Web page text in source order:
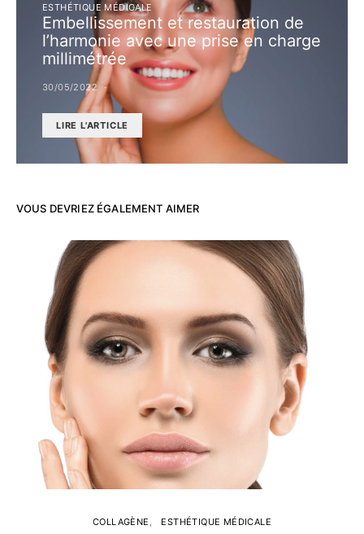
ESTHÉTIQUE MÉDICALE
Embellissement et restauration de
l’harmonie avec une prise en charge
millimétrée
30/05/2022
LIRE L'ARTICLE
VOUS DEVRIEZ ÉGALEMENT AIMER
COLLAGÈNE ESTHÉTIQUE MÉDICALE